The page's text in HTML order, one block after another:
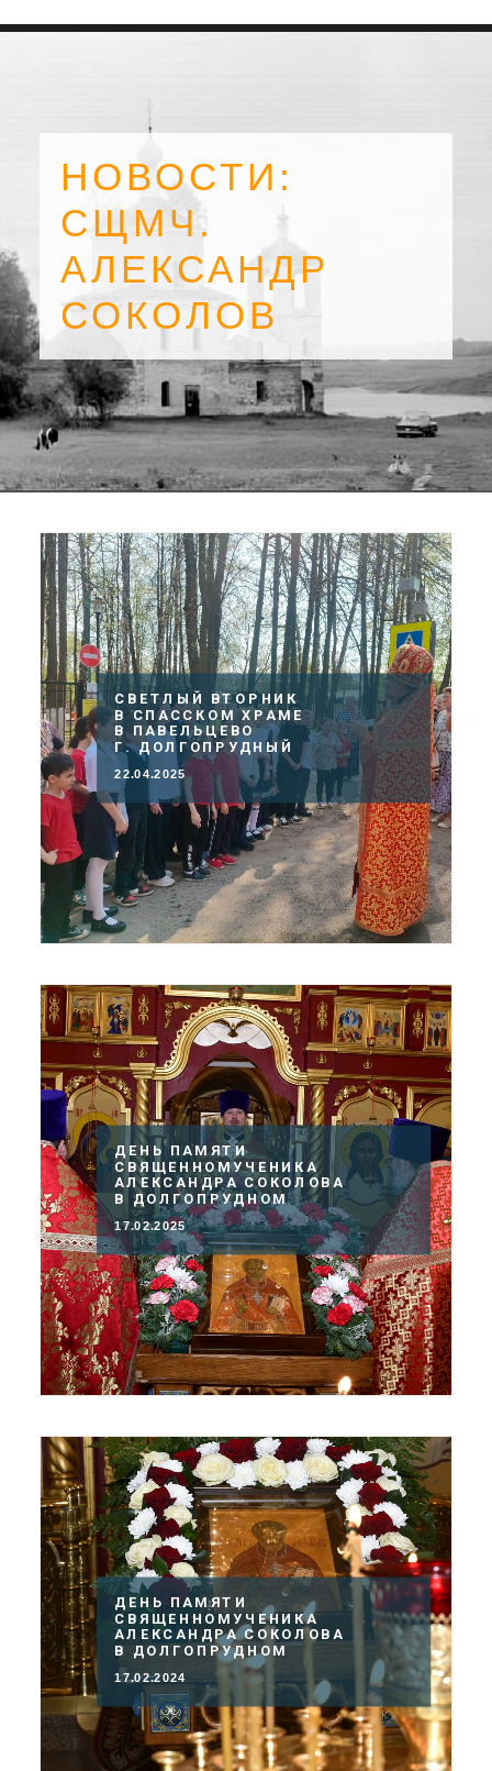
SEARCH
НОВОСТИ:
СЩМЧ.
АЛЕКСАНДР
СОКОЛОВ
СВЕТЛЫЙ ВТОРНИК
В СПАССКОМ ХРАМЕ
В ПАВЕЛЬЦЕВО
Г. ДОЛГОПРУДНЫЙ
22.04.2025
ДЕНЬ ПАМЯТИ
СВЯЩЕННОМУЧЕНИКА
АЛЕКСАНДРА СОКОЛОВА
В ДОЛГОПРУДНОМ
17.02.2025
ДЕНЬ ПАМЯТИ
СВЯЩЕННОМУЧЕНИКА
АЛЕКСАНДРА СОКОЛОВА
В ДОЛГОПРУДНОМ
17.02.2024